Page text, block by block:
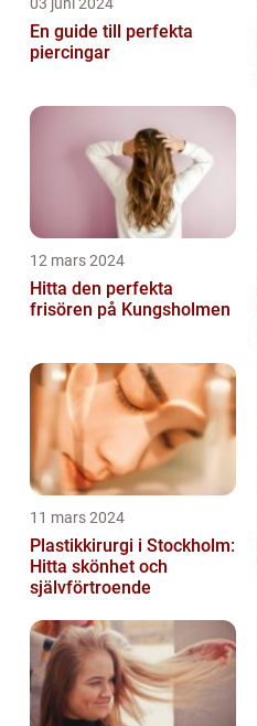
En guide till perfekta
piercingar
12 mars 2024
Hitta den perfekta
frisören på Kungsholmen
11 mars 2024
Plastikkirurgi i Stockholm:
Hitta skönhet och
självförtroende